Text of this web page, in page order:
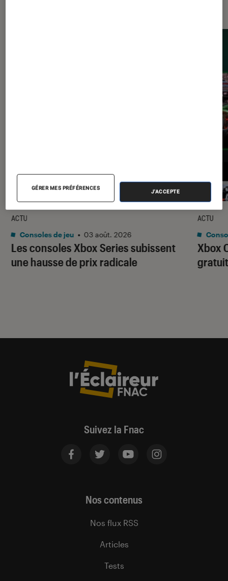
Les consoles Xbox Series subissent
une hausse de prix radicale
ACTU
Consoles de jeu • 03 août. 2026
Xbox
ACTU
Suivez la Fnac
Nos contenus
Nos flux RSS
Articles
Tests
GÉRER MES PRÉFÉRENCES
J'ACCEPTE